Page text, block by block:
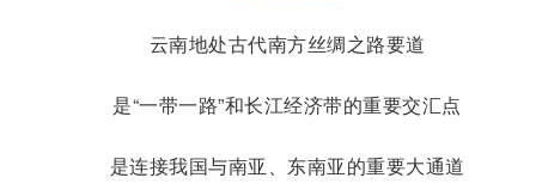
云南地处古代南方丝绸之路要道
是“一带一路”和长江经济带的重要交汇点
是连接我国与南亚、东南亚的重要大通道